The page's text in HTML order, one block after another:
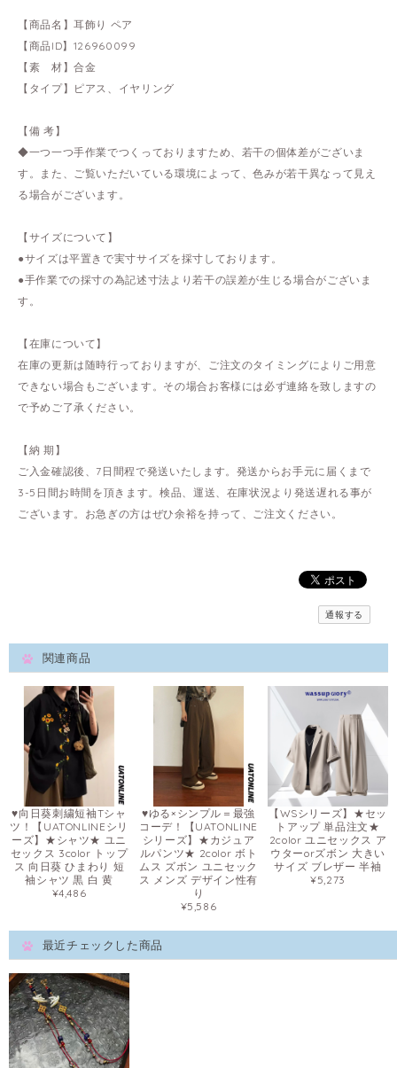
【商品名】耳飾り ペア
【商品ID】126960099
【素 材】合金
【タイプ】ピアス、イヤリング
【備 考】
◆一つ一つ手作業でつくっておりますため、若干の個体差がございま
す。また、ご覧いただいている環境によって、色みが若干異なって見え
る場合がございます。
【サイズについて】
●サイズは平置きで実寸サイズを採寸しております。
●手作業での採寸の為記述寸法より若干の誤差が生じる場合がございま
す。
【在庫について】
在庫の更新は随時行っておりますが、ご注文のタイミングによりご用意
できない場合もございます。その場合お客様には必ず連絡を致しますの
で予めご了承ください。
【納 期】
ご入金確認後、7日間程で発送いたします。発送からお手元に届くまで
3-5日間お時間を頂きます。検品、運送、在庫状況より発送遅れる事が
ございます。お急ぎの方はぜひ余裕を持って、ご注文ください。
通報する
関連商品
♥向日葵刺繍短袖Tシャ
ツ！【UATONLINEシリ
ーズ】★シャツ★ ユニ
セックス 3color トップ
ス 向日葵 ひまわり 短
袖シャツ 黒 白 黄
¥4,486
♥ゆる×シンプル＝最強
コーデ！【UATONLINE
シリーズ】★カジュア
ルパンツ★ 2color ボト
ムス ズボン ユニセック
ス メンズ デザイン性有
り
¥5,586
【WSシリーズ】★セッ
トアップ 単品注文★
2color ユニセックス ア
ウターorズボン 大きい
サイズ ブレザー 半袖
¥5,273
最近チェックした商品